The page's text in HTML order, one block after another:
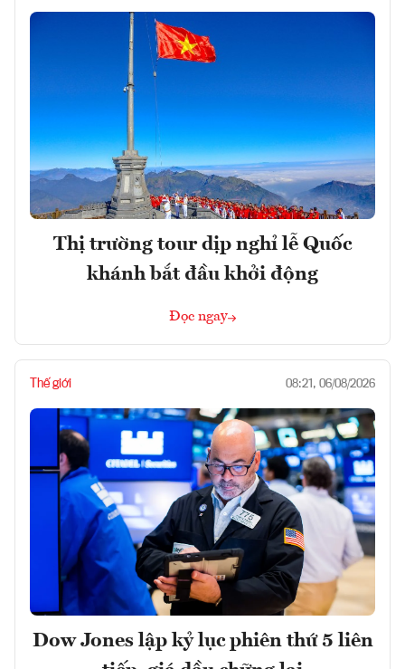
Thị trường tour dịp nghỉ lễ Quốc
khánh bắt đầu khởi động
Đọc ngay
Thế giới 08:21, 06/08/2026
Dow Jones lập kỷ lục phiên thứ 5 liên